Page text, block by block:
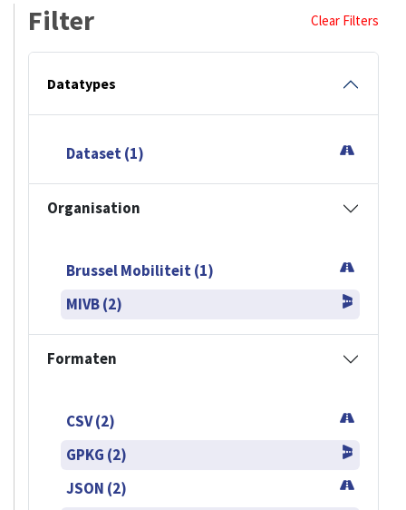
Filter Clear Filters
Datatypes
Dataset (1)
Organisation
Brussel Mobiliteit (1)
MIVB (2)
Formaten
CSV (2)
GPKG (2)
JSON (2)